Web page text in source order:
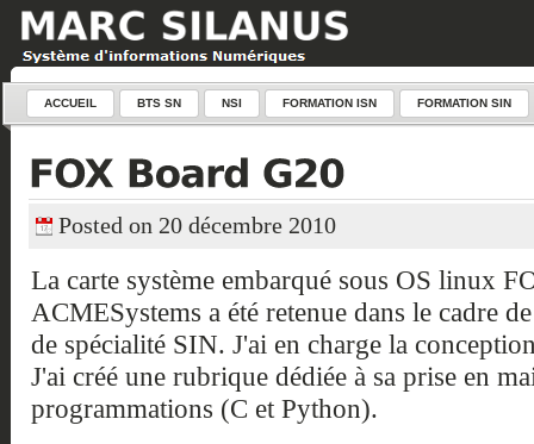
ACCUEIL BTS SN NSI FORMATION ISN FORMATION SIN
Posted on 20 décembre 2010
La carte système embarqué sous OS linux
ACMESystems a été retenue dans le cadre
de spécialité SIN. J'ai en charge la
J'ai créé une rubrique dédiée à sa prise en
programmations (C et Python).